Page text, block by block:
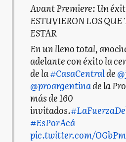
Avant Premiere: Un
ESTUVIERON LOS
ESTAR
En un lleno total,
adelante con éxito la
de la#CasaCentralde
@proargentinade la
más de 160
invitados.
#EsPorAcá
pic.twitter.com/